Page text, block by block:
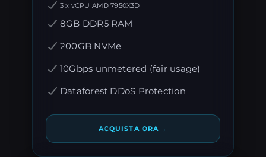
3 x vCPU AMD 7950X3D
8GB DDR5 RAM
200GB NVMe
10Gbps unmetered (fair usage)
Dataforest DDoS Protection
ACQUISTA ORA →